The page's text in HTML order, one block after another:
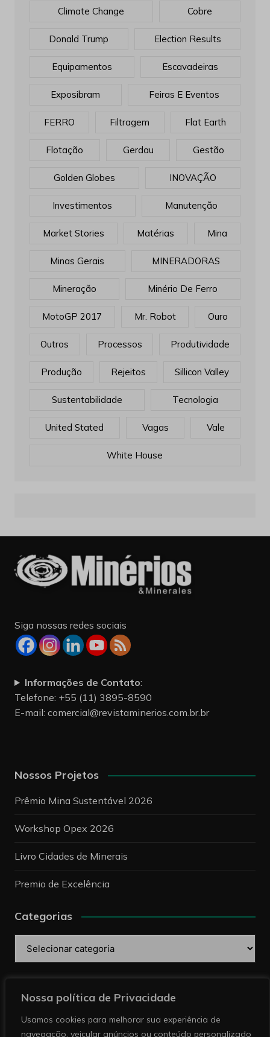
Nossa política de Privacidade
Usamos cookies para melhorar sua experiência de
navegação, veicular anúncios ou conteúdo personalizado
Climate Change Cobre
Donald Trump Election Results
Equipamentos Escavadeiras
Exposibram Feiras E Eventos
FERRO Filtragem Flat Earth
Flotação Gerdau Gestão
Golden Globes INOVAÇÃO
Investimentos Manutenção
Market Stories Matérias Mina
Minas Gerais MINERADORAS
Mineração Minério De Ferro
MotoGP 2017 Mr. Robot Ouro
Outros Processos Produtividade
Produção Rejeitos Sillicon Valley
Sustentabilidade Tecnologia
United Stated Vagas Vale
White House
Siga nossas redes sociais
Informações de Contato:
Telefone: +55 (11) 3895-8590
E-mail: comercial@revistaminerios.com.br.br
Nossos Projetos
Prêmio Mina Sustentável 2026
Workshop Opex 2026
Livro Cidades de Minerais
Premio de Excelência
Categorias